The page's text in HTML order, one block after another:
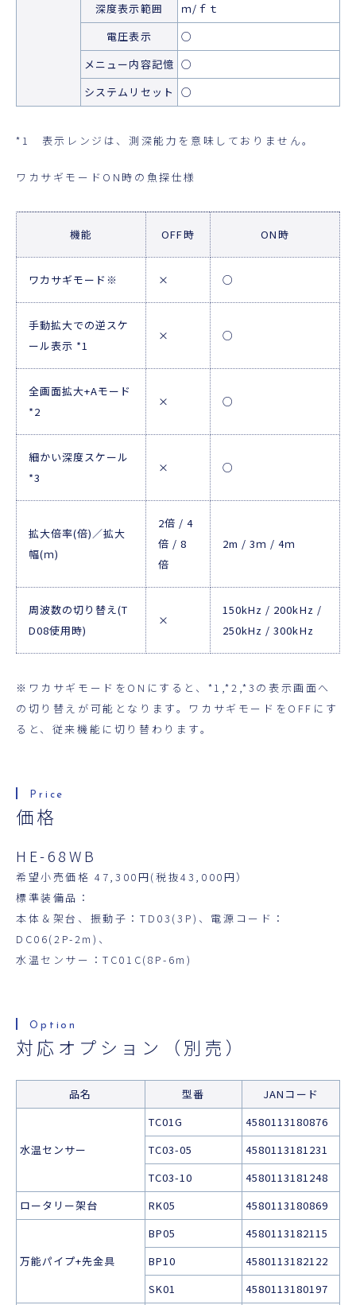
深度表示範囲
ｍ/ｆｔ
電圧表示
○
メニュー内容記憶 ○
システムリセット
○
*1 表示レンジは、測深能力を意味しておりません。
ワカサギモードON時の魚探仕様
機能 OFF時 ON時
ワカサギモード※ × ○
手動拡大での逆スケ
ール表示 *1
× ○
全画面拡大+Aモード
*2
× ○
細かい深度スケール
*3
× ○
拡大倍率(倍)／拡大
幅(ｍ)
2倍 / 4
倍 / 8
倍
2m / 3ｍ / 4ｍ
周波数の切り替え(T
D08使用時)
×
150kHz / 200kHz /
250kHz / 300kHz
※ワカサギモードをONにすると、*1,*2,*3の表示画面へ
の切り替えが可能となります。ワカサギモードをOFFにす
ると、従来機能に切り替わります。
価格
HE-68WB
希望小売価格 47,300円(税抜43,000円）
標準装備品：
本体＆架台、振動子：TD03(3P)、電源コード：
DC06(2P-2m)、
水温センサー：TC01C(8P-6m)
対応オプション（別売）
品名 型番 JANコード
水温センサー
TC01G
4580113180876
TC03-05
4580113181231
TC03-10
4580113181248
ロータリー架台
RK05 4580113180869
万能パイプ+先金具
BP05
4580113182115
BP10
4580113182122
SK01
4580113180197